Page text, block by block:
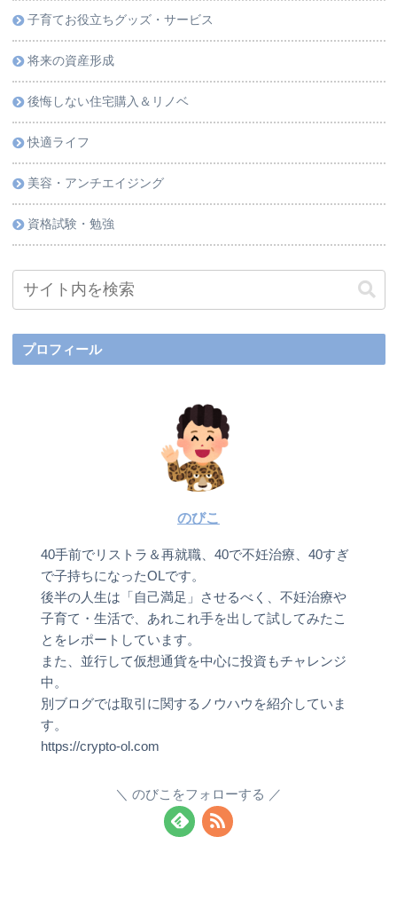
子育てお役立ちグッズ・サービス
将来の資産形成
後悔しない住宅購入＆リノベ
快適ライフ
美容・アンチエイジング
資格試験・勉強
プロフィール
のびこ
40手前でリストラ＆再就職、40で不妊治療、40すぎ
で子持ちになったOLです。
後半の人生は「自己満足」させるべく、不妊治療や
子育て・生活で、あれこれ手を出して試してみたこ
とをレポートしています。
また、並行して仮想通貨を中心に投資もチャレンジ
中。
別ブログでは取引に関するノウハウを紹介していま
す。
https://crypto-ol.com
のびこをフォローする